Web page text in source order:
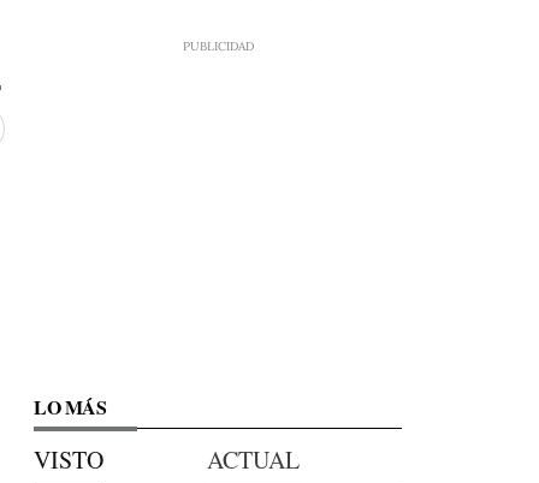
LO MÁS
VISTO ACTUAL